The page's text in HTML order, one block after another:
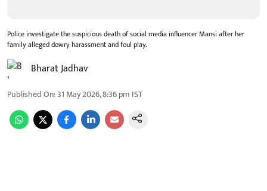
Police investigate the suspicious death of social media influencer Mansi after her
family alleged dowry harassment and foul play.
Bharat Jadhav
Published On:31 May 2026, 8:36 pm IST